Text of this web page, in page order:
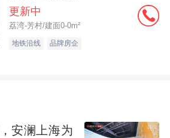
更新中
荔湾-芳村/建面0-0m²
地铁沿线 品牌房企
安澜上海为